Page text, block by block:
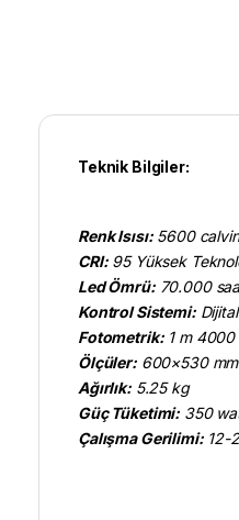
Teknik Bilgiler:
Renk Isısı:5600 calvin
CRI:95 Yüksek
Led Ömrü:70.000
Kontrol Sistemi:Dijital
Fotometrik:1 m 4000
Ölçüler:600×530 mm
Ağırlık:5.25 kg
Güç Tüketimi: 350
Çalışma Gerilimi:12-